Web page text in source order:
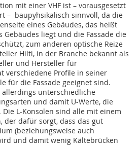
mit einer VHF ist – vorausgesetzt
– baupyhsikalisch sinnvoll, da die
eines Gebäudes, das heißt
Gebäudes liegt und die Fassade die
zum anderen optische Reize
Hilti, in der Branche bekannt als
und Hersteller für
verschiedene Profile in seiner
für die Fassade geeignet sind.
unterschiedliche
und damit U-Werte, die
L-Konsolen sind alle mit einem
der dafür sorgt, dass das gut
(beziehungsweise auch
und damit wenig Kältebrücken